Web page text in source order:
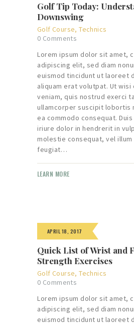
Golf Tip Today:
Downswing
Golf Course,Technics
0 Comments
Lorem ipsum dolor sit amet,
adipiscing elit, sed diam
euismod tincidunt ut laoreet
aliquam erat volutpat. Ut wisi
veniam, quis nostrud exerci
ullamcorper suscipit lobortis
ea commodo consequat.
iriure dolor in hendrerit in
molestie consequat, vel illum
feugiat…
LEARN MORE
APRIL 18, 2017
Quick List of Wrist and
Strength Exercises
Golf Course,Technics
0 Comments
Lorem ipsum dolor sit amet,
adipiscing elit, sed diam
euismod tincidunt ut laoreet